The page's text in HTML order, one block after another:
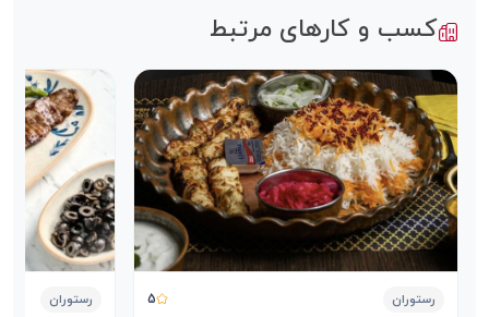
کسب و کارهای مرتبط
رستوران 5 رستوران